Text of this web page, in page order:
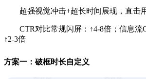
超强视觉冲击+超长时间展现，直击
CTR对比常规闪屏：↑4-8倍；信息流
↑2-3倍
方案一：破框时长自定义